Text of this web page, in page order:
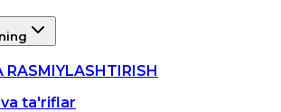
RASMIYLASHTIRISH
ta'riflar